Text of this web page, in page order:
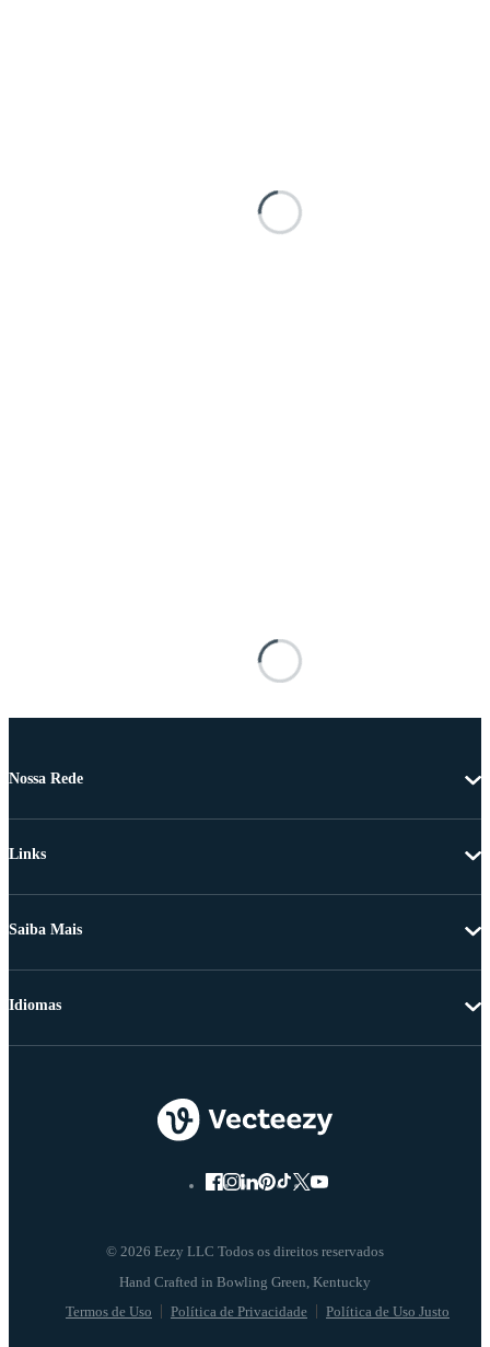
Nossa Rede
Links
Saiba Mais
© 2026 Eezy LLC Todos os direitos reservados
Termos de Uso Política de Privacidade Política de Uso Justo
Idiomas